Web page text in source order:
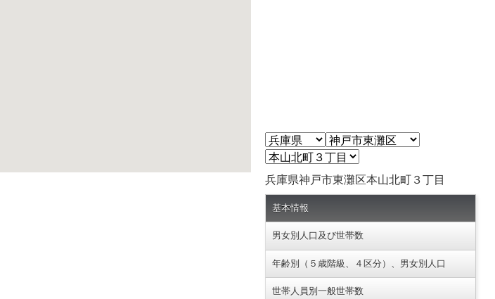
兵庫県神戸市東灘区本山北町３丁目
基本情報
男女別人口及び世帯数
年齢別（５歳階級、４区分）、男女別人口
世帯人員別一般世帯数